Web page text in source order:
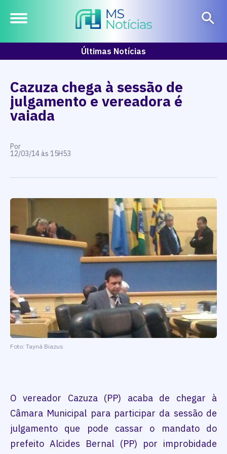
Últimas Notícias
Cazuza chega à sessão de
julgamento e vereadora é
vaiada
Por
12/03/14 às 15H53
Foto: Tayná Biazus
O vereador Cazuza (PP) acaba de chegar à
Câmara Municipal para participar da sessão de
julgamento que pode cassar o mandato do
prefeito Alcides Bernal (PP) por improbidade